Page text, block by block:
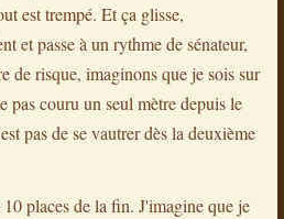
est trempé. Et ça glisse,
et passe à un rythme de sénateur,
de risque, imaginons que je sois sur
pas couru un seul mètre depuis le
pas de se vautrer dès la deuxième
places de la fin. J'imagine que je